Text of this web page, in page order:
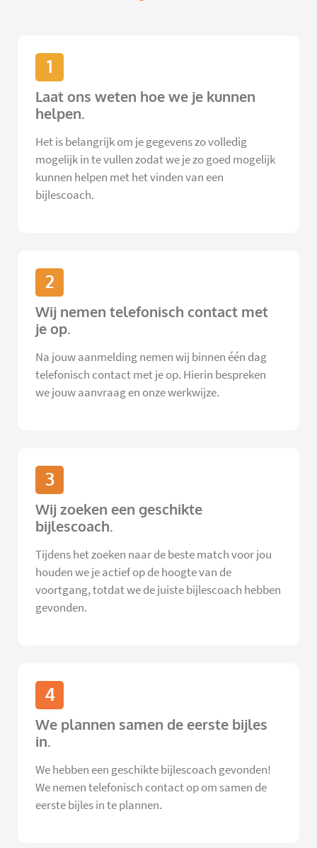
1
Laat ons weten hoe we je kunnen
helpen.
Het is belangrijk om je gegevens zo volledig
mogelijk in te vullen zodat we je zo goed mogelijk
kunnen helpen met het vinden van een
bijlescoach.
2
Wij nemen telefonisch contact met
je op.
Na jouw aanmelding nemen wij binnen één dag
telefonisch contact met je op. Hierin bespreken
we jouw aanvraag en onze werkwijze.
3
Wij zoeken een geschikte
bijlescoach.
Tijdens het zoeken naar de beste match voor jou
houden we je actief op de hoogte van de
voortgang, totdat we de juiste bijlescoach hebben
gevonden.
4
We plannen samen de eerste bijles
in.
We hebben een geschikte bijlescoach gevonden!
We nemen telefonisch contact op om samen de
eerste bijles in te plannen.